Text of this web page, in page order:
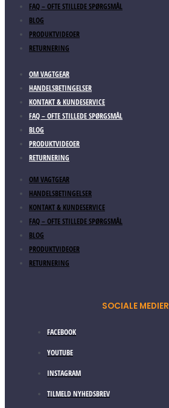
FAQ – OFTE STILLEDE SPØRGSMÅL
BLOG
PRODUKTVIDEOER
RETURNERING
OM VAGTGEAR
HANDELSBETINGELSER
KONTAKT & KUNDESERVICE
FAQ – OFTE STILLEDE SPØRGSMÅL
BLOG
PRODUKTVIDEOER
RETURNERING
OM VAGTGEAR
HANDELSBETINGELSER
KONTAKT & KUNDESERVICE
FAQ – OFTE STILLEDE SPØRGSMÅL
BLOG
PRODUKTVIDEOER
RETURNERING
SOCIALE MEDIER
FACEBOOK
YOUTUBE
INSTAGRAM
TILMELD NYHEDSBREV